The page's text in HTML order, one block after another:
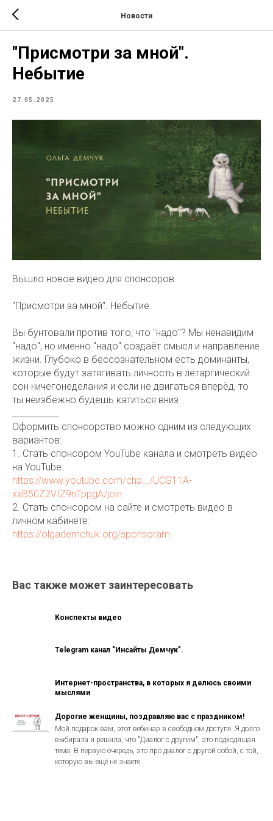
Новости
"Присмотри за мной".
Небытие
27.05.2025
Вышло новое видео для спонсоров.
"Присмотри за мной". Небытие.
Вы бунтовали против того, что "надо"? Мы ненавидим
"надо", но именно "надо" создаёт смысл и направление
жизни. Глубоко в бессознательном есть доминанты,
которые будут затягивать личность в летаргический
сон ничегонеделания и если не двигаться вперёд, то
ты неизбежно будешь катиться вниз
Оформить спонсорство можно одним из следующих
вариантов:
1. Стать спонсором YouTube канала и смотреть видео
на YouTube:
https://www.youtube.com/cha.../UCG11A-
xxB50Z2VIZ9nTppgA/join
2. Стать спонсором на сайте и смотреть видео в
личном кабинете:
https://olgademchuk.org/sponsoram
Вас также может заинтересовать
Конспекты видео
Telegram канал "Инсайты Демчук".
Интернет-пространства, в которых я делюсь своими
мыслями
Дорогие женщины, поздравляю вас с праздником!
Мой подарок вам, этот вебинар в свободном доступе. Я долго
выбирала и решила, что "Диалог с другим", это подходящая
тема. В первую очередь, это про диалог с другой собой, с той,
которую вы ещё не знаете.